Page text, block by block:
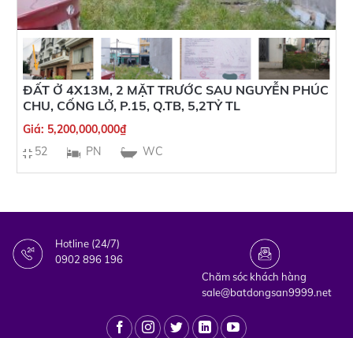
ĐẤT Ở 4X13M, 2 MẶT TRƯỚC SAU NGUYỄN PHÚC
CHU, CỐNG LỞ, P.15, Q.TB, 5,2TỶ TL
Giá: 5,200,000,000₫
52
PN WC
Hotline (24/7)
0902 896 196
Chăm sóc khách hàng
sale@batdongsan9999.net